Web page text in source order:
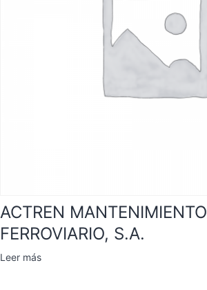
ACTREN MANTENIMIENTO
FERROVIARIO, S.A.
Leer más